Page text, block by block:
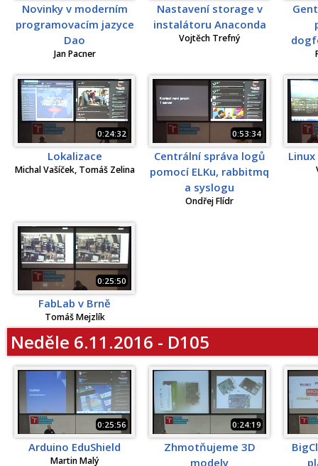
Novinky v moderním
programovacím jazyce
Dao
Jan Pacner
Nastavení storage v
instalátoru Anaconda
Vojtěch Trefný
0:24:32
Lokalizace
Michal Vašíček, Tomáš Zelina
0:53:34
Centrální správa logů
pomocí ELKu, rabbitmq
a syslogu
Ondřej Flídr
0:25:50
FabLab v Brně
Tomáš Mejzlík
Neděle 6.11.2016 - D105
0:25:56
Arduino EduShield
Martin Malý
0:24:19
Zhmotňujeme 3D
modely